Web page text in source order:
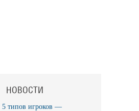
НОВОСТИ
5 типов игроков —